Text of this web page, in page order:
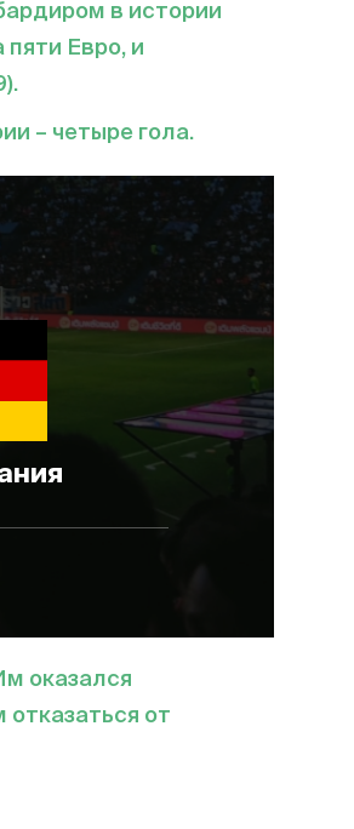
в истории
пяти Евро, и
– четыре гола.
оказался
от